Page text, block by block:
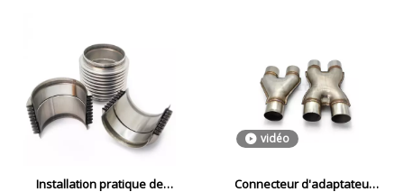
Installation pratique de
vidéo
Connecteur d'adaptateur